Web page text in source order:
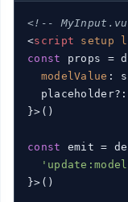
<!--
<script setup
const props =
modelValue :
}>()
const emit =
}>()